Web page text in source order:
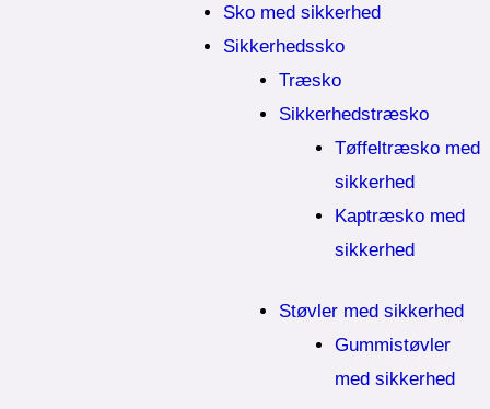
Sko med sikkerhed
Sikkerhedssko
Træsko
Sikkerhedstræsko
Tøffeltræsko med
sikkerhed
Kaptræsko med
sikkerhed
Støvler med sikkerhed
Gummistøvler
med sikkerhed